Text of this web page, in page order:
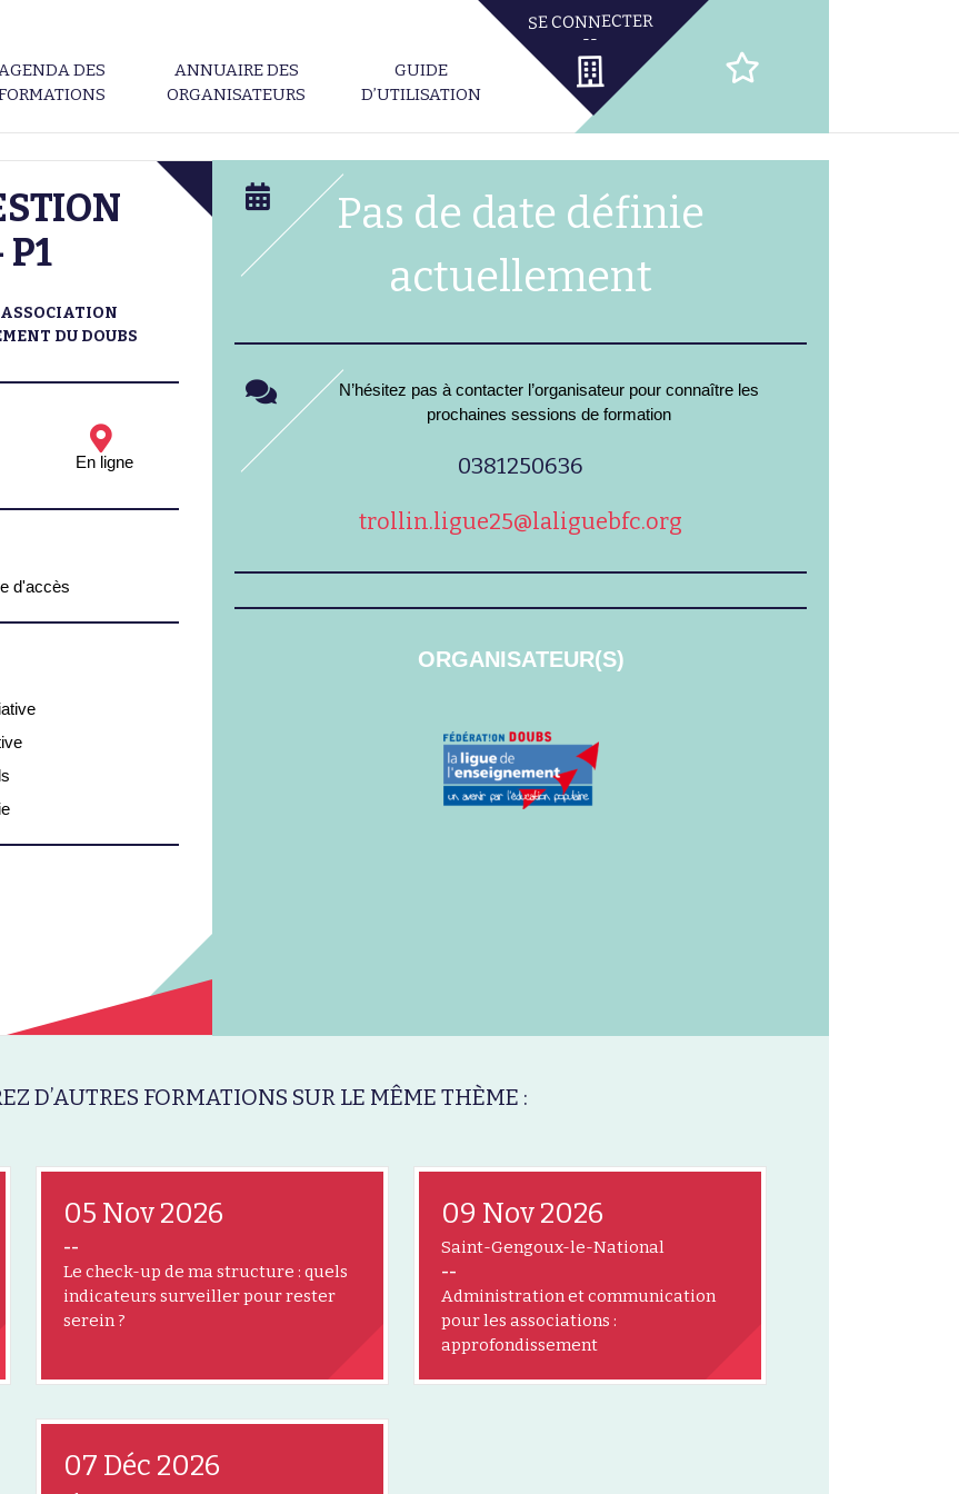
AGENDA DES
ANNUAIRE DES
ORGANISATEURS
GUIDE
D’UTILISATION
P1
DU DOUBS
En ligne
d'accès
Pas de date définie
actuellement
N’hésitez pas à contacter l’organisateur pour connaître les
prochaines sessions de formation
0381250636
trollin.ligue25@laliguebfc.org
ORGANISATEUR(S)
D’AUTRES FORMATIONS SUR LE MÊME THÈME :
05 Nov 2026
--
Le check-up de ma structure : quels
indicateurs surveiller pour rester
serein ?
09 Nov 2026
Saint-Gengoux-le-National
--
Administration et communication
pour les associations :
approfondissement
07 Déc 2026